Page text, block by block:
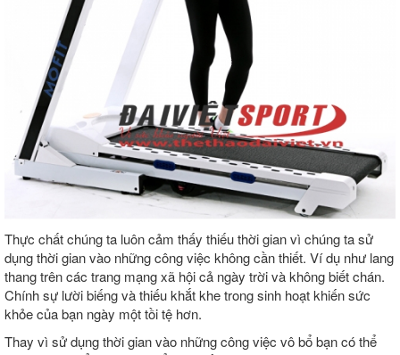
Thực chất chúng ta luôn cảm thấy thiếu thời gian vì chúng ta sử
dụng thời gian vào những công việc không cần thiết. Ví dụ như lang
thang trên các trang mạng xã hội cả ngày trời và không biết chán.
Chính sự lười biếng và thiếu khắt khe trong sinh hoạt khiến sức
khỏe của bạn ngày một tồi tệ hơn.
Thay vì sử dụng thời gian vào những công việc vô bổ bạn có thể